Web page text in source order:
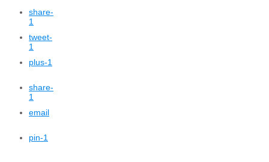
share-
1
tweet-
1
plus-1
share-
1
email
pin-1